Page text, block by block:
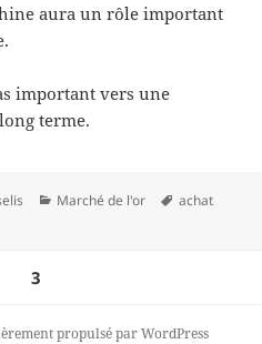
aura un rôle important
important vers une
terme.
Catégories
Marché de l'or
Mots-
achat
3
propulsé par WordPress